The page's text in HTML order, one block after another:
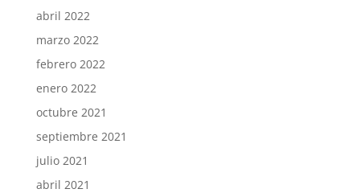
abril 2022
marzo 2022
febrero 2022
enero 2022
octubre 2021
septiembre 2021
julio 2021
abril 2021